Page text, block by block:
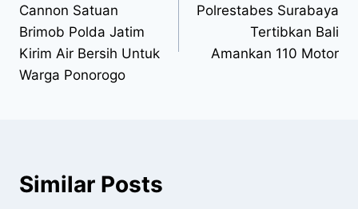
Cannon Satuan
Brimob Polda Jatim
Kirim Air Bersih Untuk
Warga Ponorogo
Polrestabes Surabaya
Tertibkan Bali
Amankan 110 Motor
Similar Posts